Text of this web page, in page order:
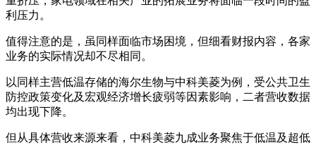
利压力。
值得注意的是，虽同样面临市场困境，但细看财报内容，各家
业务的实际情况却不尽相同。
以同样主营低温存储的海尔生物与中科美菱为例，受公共卫生
防控政策变化及宏观经济增长疲弱等因素影响，二者营收数据
均出现下降。
但从具体营收来源来看，中科美菱九成业务聚焦于低温及超低